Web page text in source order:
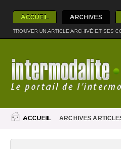
ACCUEIL ARCHIVES
TROUVER UN ARTICLE ARCHIVÉ ET SES
ACCUEIL ARCHIVES